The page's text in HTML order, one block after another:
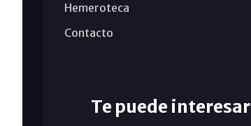
Hemeroteca
Contacto
Te puede interesar